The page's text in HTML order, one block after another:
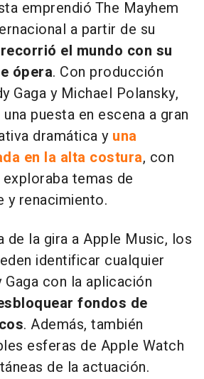
emprendió The Mayhem
a partir de su
recorrió el mundo con su
ópera. Con producción
Gaga y Michael Polansky,
puesta en escena a gran
dramática yuna
en la alta costura, con
temas de
y renacimiento.
la gira a Apple Music, los
identificar cualquier
con la aplicación
fondos de
. Además, también
esferas de Apple Watch
de la actuación.